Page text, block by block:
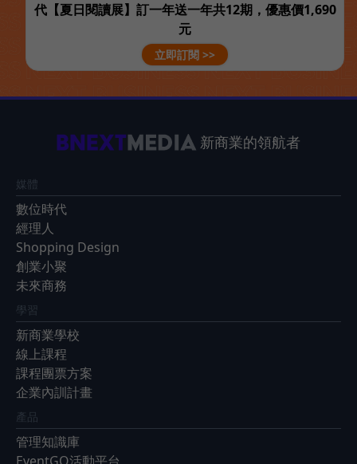
代【夏日閱讀展】訂一年送一年共12期，優惠價1,690
元
立即訂閱 >>
新商業的領航者
媒體
數位時代
經理人
Shopping Design
創業小聚
未來商務
學習
新商業學校
線上課程
課程團票方案
企業內訓計畫
產品
管理知識庫